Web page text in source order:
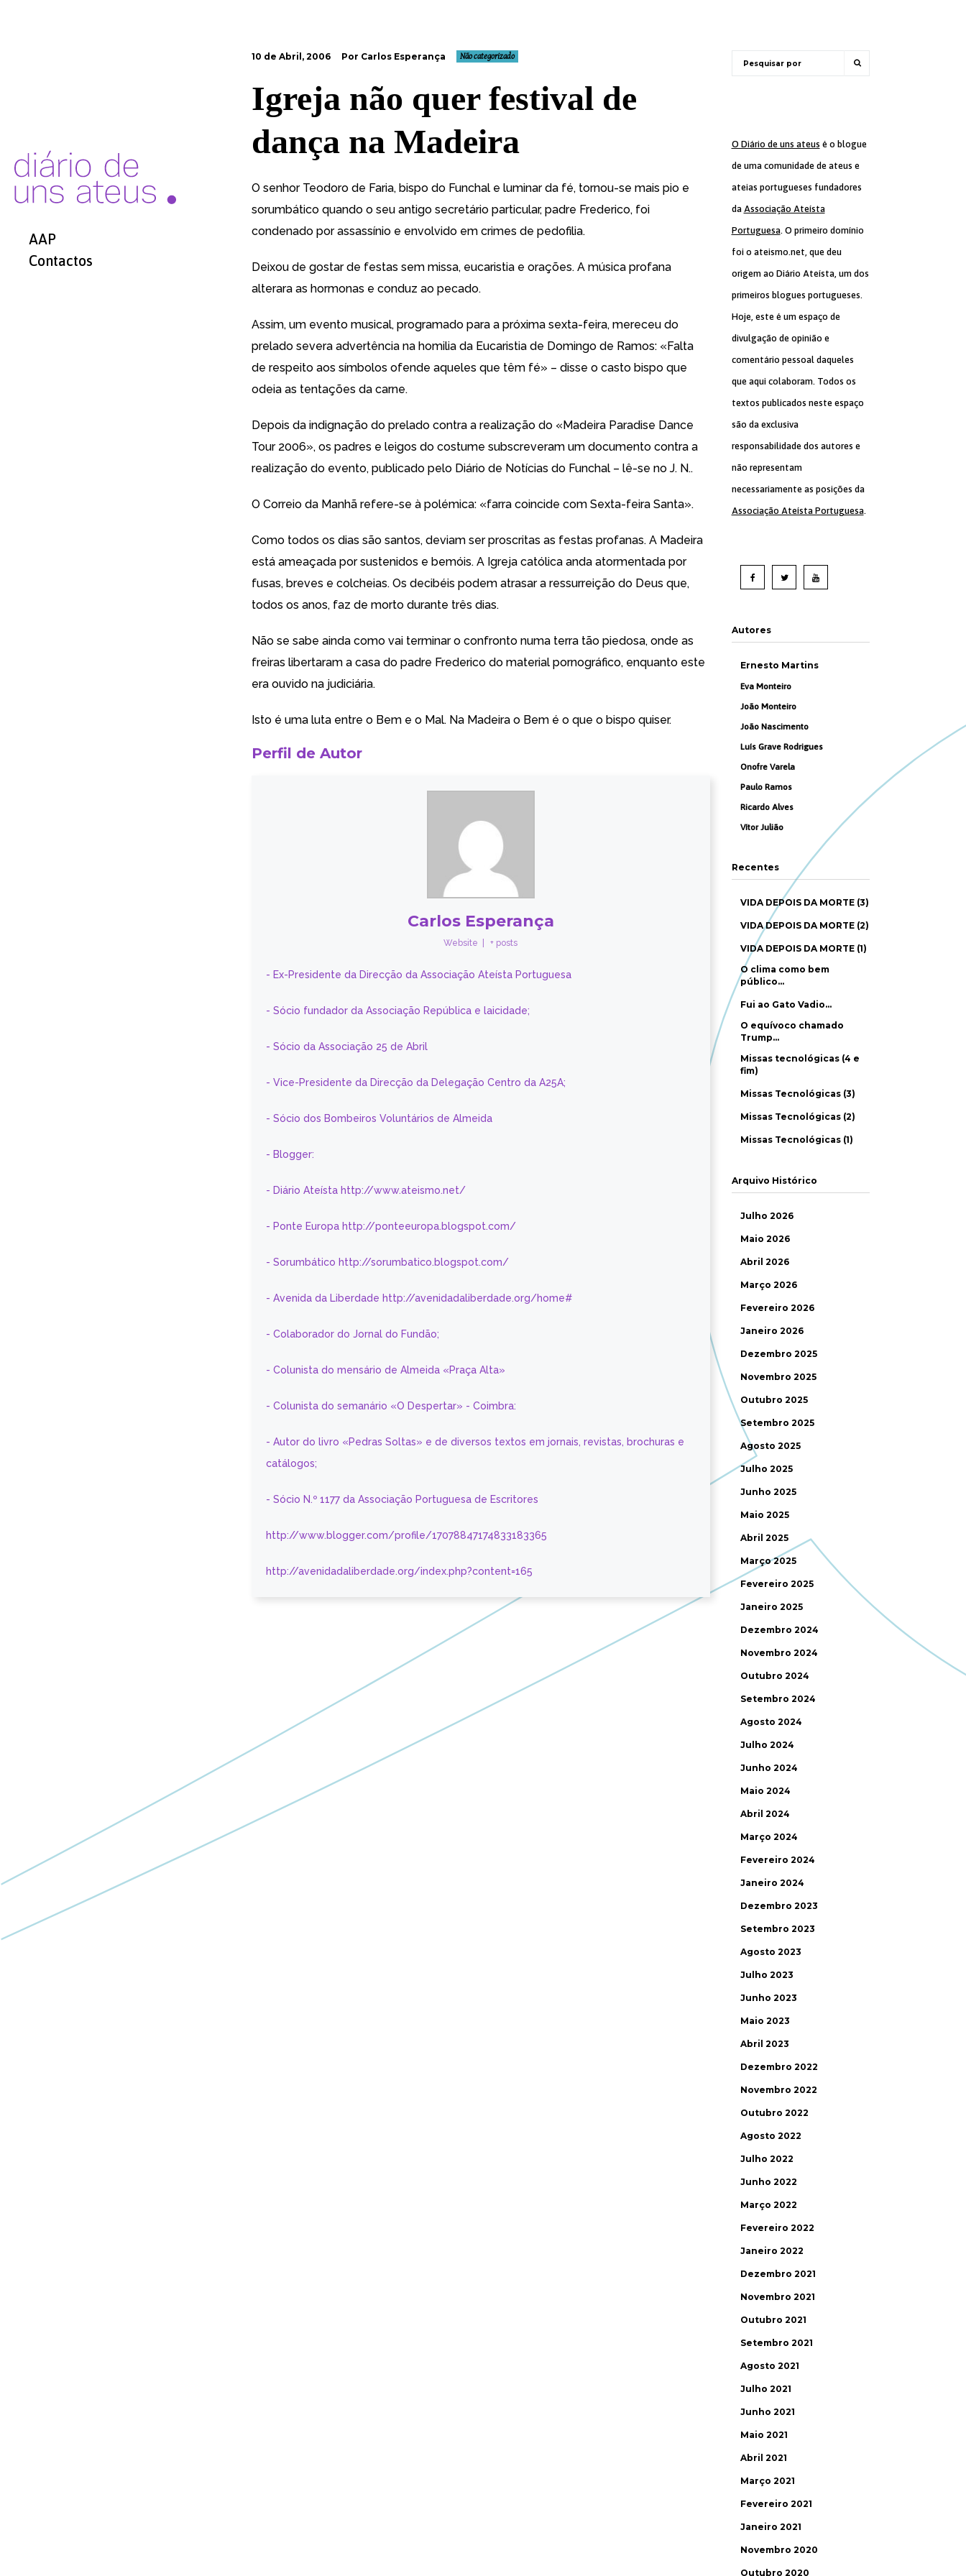
AAP
Contactos
10 de Abril, 2006 Por Carlos Esperança Não categorizado
Igreja não quer festival de
dança na Madeira
O senhor Teodoro de Faria, bispo do Funchal e luminar da fé, tornou-se mais pio e
sorumbático quando o seu antigo secretário particular, padre Frederico, foi
condenado por assassínio e envolvido em crimes de pedofilia.
Deixou de gostar de festas sem missa, eucaristia e orações. A música profana
alterara as hormonas e conduz ao pecado.
Assim, um evento musical, programado para a próxima sexta-feira, mereceu do
prelado severa advertência na homilia da Eucaristia de Domingo de Ramos: «Falta
de respeito aos símbolos ofende aqueles que têm fé» – disse o casto bispo que
odeia as tentações da carne.
Depois da indignação do prelado contra a realização do «Madeira Paradise Dance
Tour 2006», os padres e leigos do costume subscreveram um documento contra a
realização do evento, publicado pelo Diário de Notícias do Funchal – lê-se no J. N..
O Correio da Manhã refere-se à polémica: «farra coincide com Sexta-feira Santa».
Como todos os dias são santos, deviam ser proscritas as festas profanas. A Madeira
está ameaçada por sustenidos e bemóis. A Igreja católica anda atormentada por
fusas, breves e colcheias. Os decibéis podem atrasar a ressurreição do Deus que,
todos os anos, faz de morto durante três dias.
Não se sabe ainda como vai terminar o confronto numa terra tão piedosa, onde as
freiras libertaram a casa do padre Frederico do material pornográfico, enquanto este
era ouvido na judiciária.
Isto é uma luta entre o Bem e o Mal. Na Madeira o Bem é o que o bispo quiser.
Perfil de Autor
Carlos Esperança
Website + posts
- Ex-Presidente da Direcção da Associação Ateísta Portuguesa
- Sócio fundador da Associação República e laicidade;
- Sócio da Associação 25 de Abril
- Vice-Presidente da Direcção da Delegação Centro da A25A;
- Sócio dos Bombeiros Voluntários de Almeida
- Blogger:
- Diário Ateísta http://www.ateismo.net/
- Ponte Europa http://ponteeuropa.blogspot.com/
- Sorumbático http://sorumbatico.blogspot.com/
- Avenida da Liberdade http://avenidadaliberdade.org/home#
- Colaborador do Jornal do Fundão;
- Colunista do mensário de Almeida «Praça Alta»
- Colunista do semanário «O Despertar» - Coimbra:
- Autor do livro «Pedras Soltas» e de diversos textos em jornais, revistas, brochuras e
catálogos;
- Sócio N.º 1177 da Associação Portuguesa de Escritores
http://www.blogger.com/profile/17078847174833183365
http://avenidadaliberdade.org/index.php?content=165
O Diário de uns ateus é o blogue
de uma comunidade de ateus e
ateias portugueses fundadores
da Associação Ateísta
Portuguesa. O primeiro domínio
foi o ateismo.net, que deu
origem ao Diário Ateísta, um dos
primeiros blogues portugueses.
Hoje, este é um espaço de
divulgação de opinião e
comentário pessoal daqueles
que aqui colaboram. Todos os
textos publicados neste espaço
são da exclusiva
responsabilidade dos autores e
não representam
necessariamente as posições da
Associação Ateísta Portuguesa.
Autores
Ernesto Martins
Eva Monteiro
João Monteiro
João Nascimento
Luís Grave Rodrigues
Onofre Varela
Paulo Ramos
Ricardo Alves
Vítor Julião
Recentes
VIDA DEPOIS DA MORTE (3)
VIDA DEPOIS DA MORTE (2)
VIDA DEPOIS DA MORTE (1)
O clima como bem
público…
Fui ao Gato Vadio…
O equívoco chamado
Trump…
Missas tecnológicas (4 e
fim)
Missas Tecnológicas (3)
Missas Tecnológicas (2)
Missas Tecnológicas (1)
Arquivo Histórico
Julho 2026
Maio 2026
Abril 2026
Março 2026
Fevereiro 2026
Janeiro 2026
Dezembro 2025
Novembro 2025
Outubro 2025
Setembro 2025
Agosto 2025
Julho 2025
Junho 2025
Maio 2025
Abril 2025
Março 2025
Fevereiro 2025
Janeiro 2025
Dezembro 2024
Novembro 2024
Outubro 2024
Setembro 2024
Agosto 2024
Julho 2024
Junho 2024
Maio 2024
Abril 2024
Março 2024
Fevereiro 2024
Janeiro 2024
Dezembro 2023
Setembro 2023
Agosto 2023
Julho 2023
Junho 2023
Maio 2023
Abril 2023
Dezembro 2022
Novembro 2022
Outubro 2022
Agosto 2022
Julho 2022
Junho 2022
Março 2022
Fevereiro 2022
Janeiro 2022
Dezembro 2021
Novembro 2021
Outubro 2021
Setembro 2021
Agosto 2021
Julho 2021
Junho 2021
Maio 2021
Abril 2021
Março 2021
Fevereiro 2021
Janeiro 2021
Novembro 2020
Outubro 2020